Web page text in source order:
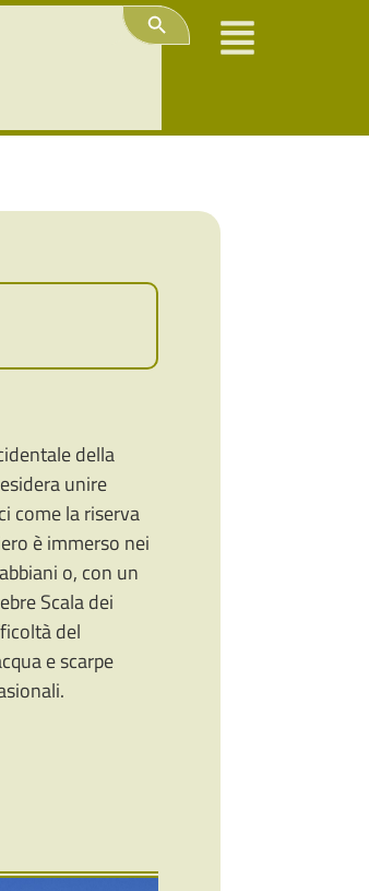
Search Button
della
unire
come la riserva
è immerso nei
o, con un
Scala dei
del
e scarpe